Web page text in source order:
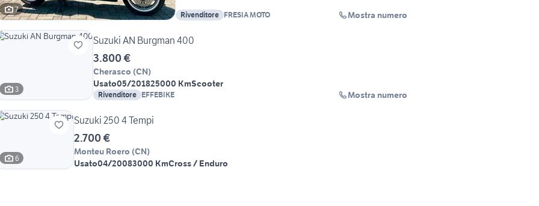
7
Rivenditore FRESIA MOTO Mostra numero
3
Suzuki AN Burgman 400
3.800 €
Cherasco (CN)
Usato05/201825000 KmScooter
Rivenditore EFFEBIKE Mostra numero
6
Suzuki 250 4 Tempi
2.700 €
Monteu Roero (CN)
Usato04/20083000 KmCross / Enduro